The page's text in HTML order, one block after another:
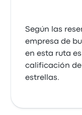
Según las
empresa de
en esta ruta es
calificación de
estrellas.